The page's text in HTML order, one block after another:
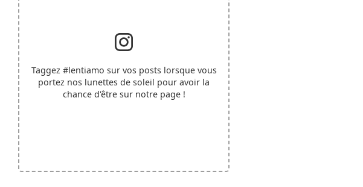
Taggez #lentiamo sur vos posts lorsque vous
portez nos lunettes de soleil pour avoir la
chance d'être sur notre page !